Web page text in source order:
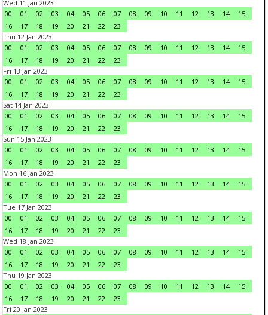
Wed 11 Jan 2023
00
01 02 03 04 05 06 07 08 09 10 11 12 13 14
15
16
17 18 19 20 21 22
23
Thu 12 Jan 2023
00
01 02 03 04 05 06 07 08 09 10 11 12 13 14
15
16
17 18 19 20 21 22
23
Fri 13 Jan 2023
00
01 02 03 04 05 06 07 08 09 10 11 12 13 14
15
16
17 18 19 20 21 22
23
Sat 14 Jan 2023
00
01 02 03 04 05 06 07 08 09 10 11 12 13 14
15
16
17 18 19 20 21 22
23
Sun 15 Jan 2023
00
01 02 03 04 05 06 07 08 09 10 11 12 13 14
15
16
17 18 19 20 21 22
23
Mon 16 Jan 2023
00
01 02 03 04 05 06 07 08 09 10 11 12 13 14
15
16
17 18 19 20 21 22
23
Tue 17 Jan 2023
00
01 02 03 04 05 06 07 08 09 10 11 12 13 14
15
16
17 18 19 20 21 22
23
Wed 18 Jan 2023
00
01 02 03 04 05 06 07 08 09 10 11 12 13 14
15
16
17 18 19 20 21 22
23
Thu 19 Jan 2023
00
01 02 03 04 05 06 07 08 09 10 11 12 13 14
15
16
17 18 19 20 21 22
23
Fri 20 Jan 2023